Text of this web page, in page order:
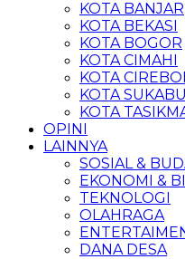
KOTA BANJAR
KOTA BEKASI
KOTA BOGOR
KOTA CIMAHI
KOTA
KOTA
KOTA
OPINI
LAINNYA
SOSIAL &
EKONOMI &
TEKNOLOGI
OLAHRAGA
DANA DESA